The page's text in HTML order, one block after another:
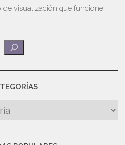
de visualización que funcione